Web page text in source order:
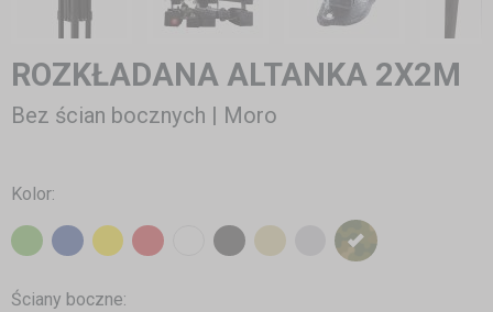
ROZKŁADANA ALTANKA 2X2M
Bez ścian bocznych | Moro
Kolor:
Ściany boczne: